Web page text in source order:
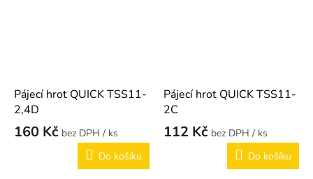
Pájecí hrot QUICK TSS11-
2,4D
160 Kč
/ ks
Do košíku
Pájecí hrot QUICK TSS11-
2C
112 Kč
/ ks
Do košíku